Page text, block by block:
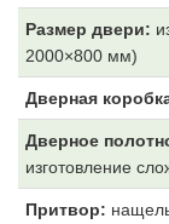
Размер двери:
2000×800 мм)
Дверная
Дверное
изготовление
Притвор: